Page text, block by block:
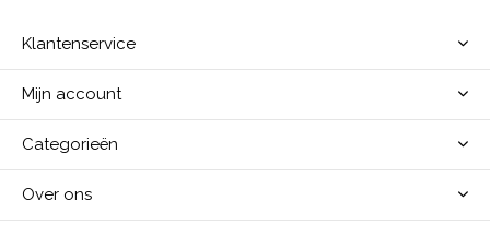
Klantenservice
Mijn account
Categorieën
Over ons